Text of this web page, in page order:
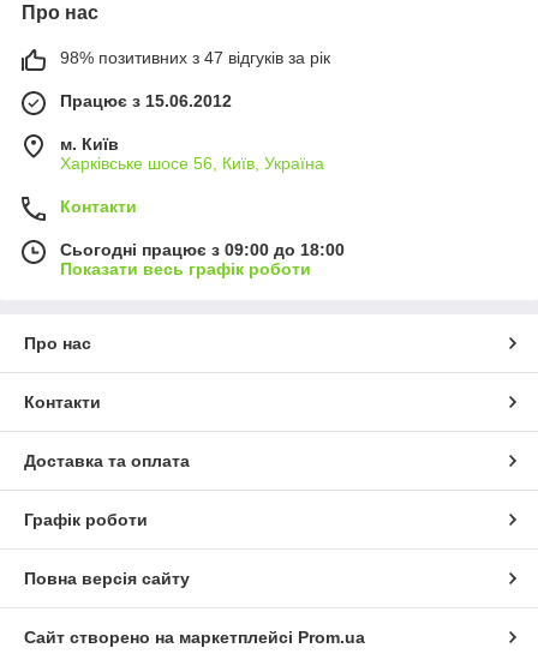
Про нас
98% позитивних з 47 відгуків за рік
Працює з 15.06.2012
м. Київ
Харківське шосе 56, Київ, Україна
Контакти
Сьогодні працює з 09:00 до 18:00
Показати весь графік роботи
Про нас
Контакти
Доставка та оплата
Графік роботи
Повна версія сайту
Сайт створено на маркетплейсі Prom.ua